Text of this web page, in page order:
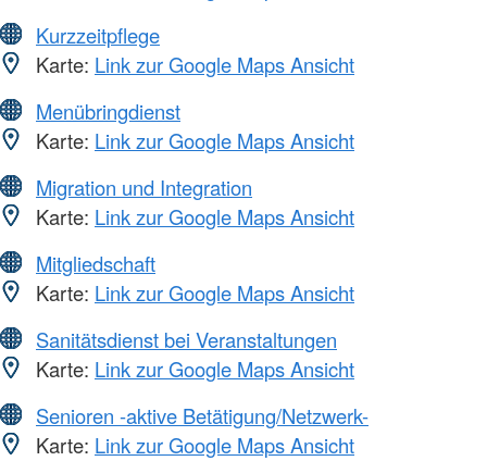
Kurzzeitpflege
Karte: Link zur Google Maps Ansicht
Menübringdienst
Karte: Link zur Google Maps Ansicht
Migration und Integration
Karte: Link zur Google Maps Ansicht
Mitgliedschaft
Karte: Link zur Google Maps Ansicht
Sanitätsdienst bei Veranstaltungen
Karte: Link zur Google Maps Ansicht
Senioren -aktive Betätigung/Netzwerk-
Karte: Link zur Google Maps Ansicht